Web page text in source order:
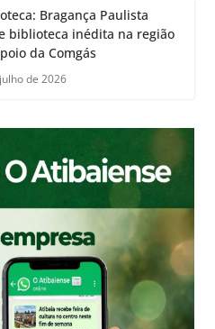
Bragança Paulista
biblioteca inédita na região
da Comgás
de 2026